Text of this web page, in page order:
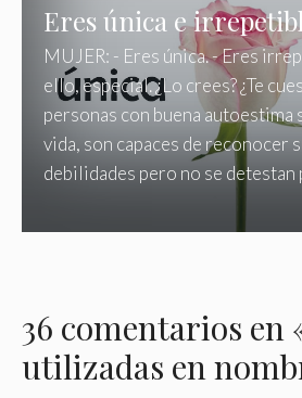
Eres única e
MUJER: - Eres única. - Eres
ello, especial. ¿Lo crees? ¿Te
personas con buena autoestima
vida, son capaces de reconocer
debilidades pero no se detestan
36 comentarios en
utilizadas en